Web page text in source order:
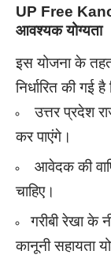
UP Free
आवश्यक योग्यता
इस योजना के
निर्धारित की
उत्तर प्रदेश
कर पाएंगे।
आवेदक की
चाहिए।
गरीबी रेखा के
कानूनी सहायता